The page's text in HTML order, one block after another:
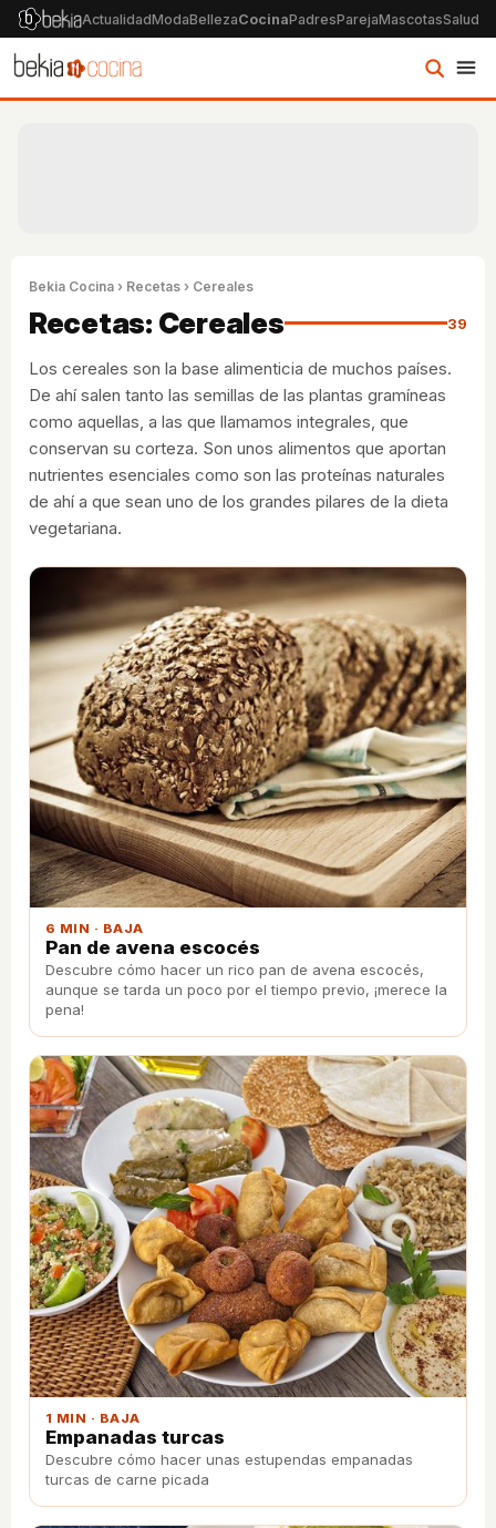
ActualidadModaBellezaCocinaPadresParejaMascotasSalud
Bekia Cocina › Recetas › Cereales
Recetas: Cereales 39
Los cereales son la base alimenticia de muchos países.
De ahí salen tanto las semillas de las plantas gramíneas
como aquellas, a las que llamamos integrales, que
conservan su corteza. Son unos alimentos que aportan
nutrientes esenciales como son las proteínas naturales
de ahí a que sean uno de los grandes pilares de la dieta
vegetariana.
6 MIN · BAJA
Pan de avena escocés
Descubre cómo hacer un rico pan de avena escocés,
aunque se tarda un poco por el tiempo previo, ¡merece la
pena!
1 MIN · BAJA
Empanadas turcas
Descubre cómo hacer unas estupendas empanadas
turcas de carne picada